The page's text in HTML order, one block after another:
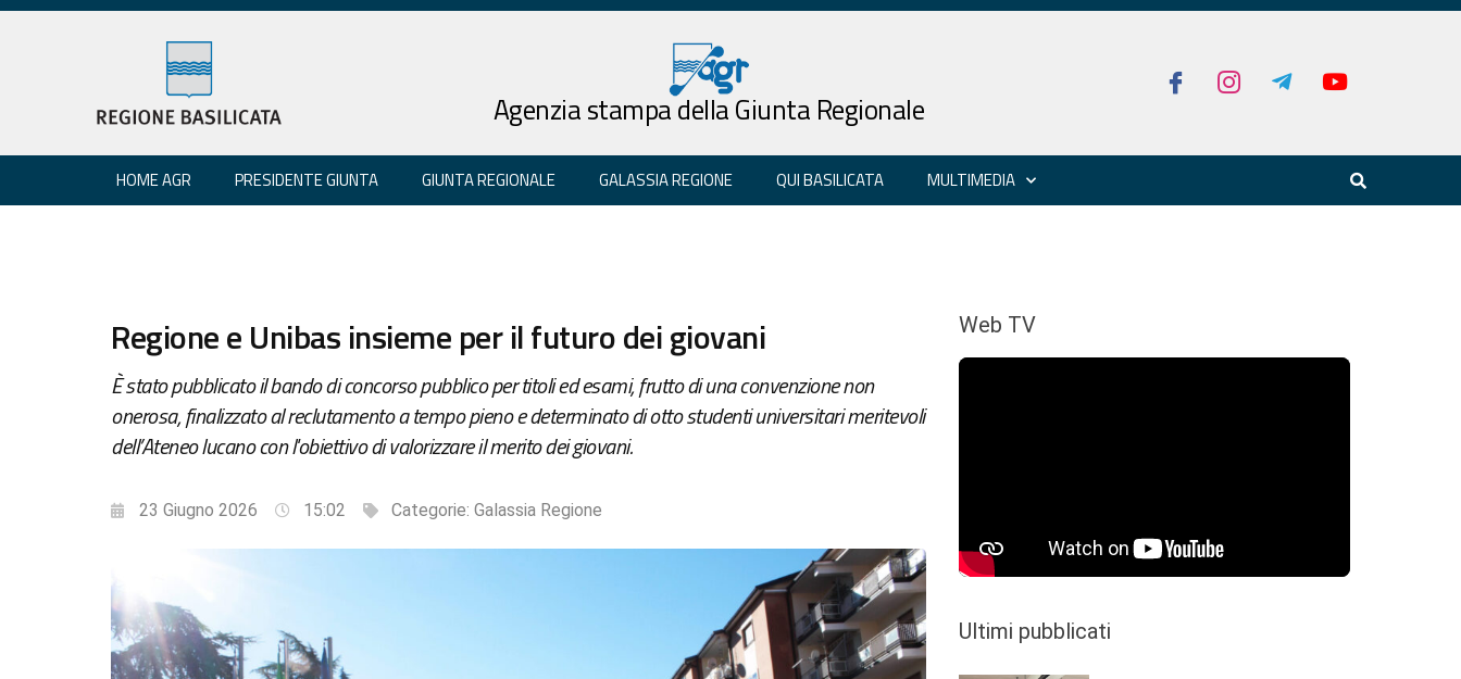
Agenzia stampa della Giunta Regionale
HOME AGR PRESIDENTE GIUNTA GIUNTA REGIONALE GALASSIA REGIONE QUI BASILICATA MULTIMEDIA
Regione e Unibas insieme per il futuro dei giovani
È stato pubblicato il bando di concorso pubblico per titoli ed esami, frutto di una convenzione non
onerosa, finalizzato al reclutamento a tempo pieno e determinato di otto studenti universitari meritevoli
dell’Ateneo lucano con l'obiettivo di valorizzare il merito dei giovani.
23 Giugno 2026 15:02 Categorie: Galassia Regione
Web TV
Ultimi pubblicati